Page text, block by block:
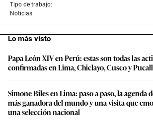
Tipo de trabajo:
Noticias
Lo más visto
Papa León XIV en Perú: estas son todas las
confirmadas en Lima, Chiclayo, Cusco y
Simone Biles en Lima: paso a paso, la agenda
más ganadora del mundo y una visita que
una selección nacional